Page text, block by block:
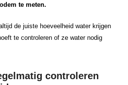
te meten.
de juiste hoeveelheid water krijgen
te controleren of ze water nodig
controleren